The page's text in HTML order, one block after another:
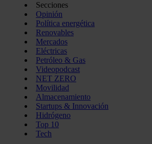
Secciones
Opinión
Política energética
Renovables
Mercados
Eléctricas
Petróleo & Gas
Videopodcast
NET ZERO
Movilidad
Almacenamiento
Startups & Innovación
Hidrógeno
Top 10
Tech